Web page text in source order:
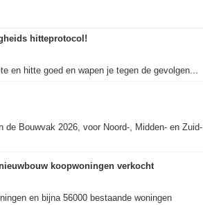
hitteprotocol!
en hitte goed en wapen je tegen de gevolgen...
de Bouwvak 2026, voor Noord-, Midden- en Zuid-
koopwoningen verkocht
en bijna 56000 bestaande woningen